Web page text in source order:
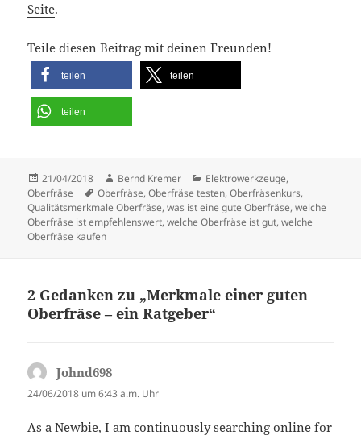
Seite.
Teile diesen Beitrag mit deinen Freunden!
teilen teilen
teilen
Veröffentlicht
am
21/04/2018 Autor
Bernd Kremer Kategorien
Elektrowerkzeuge,
Oberfräse
Schlagwörter
Oberfräse,Oberfräse testen,Oberfräsenkurs,
Qualitätsmerkmale Oberfräse,was ist eine gute Oberfräse,welche
Oberfräse ist empfehlenswert,welche Oberfräse ist gut,welche
Oberfräse kaufen
2 Gedanken zu „Merkmale einer guten
Oberfräse – ein Ratgeber“
Johnd698
24/06/2018 um 6:43 a.m. Uhr
As a Newbie, I am continuously searching online for